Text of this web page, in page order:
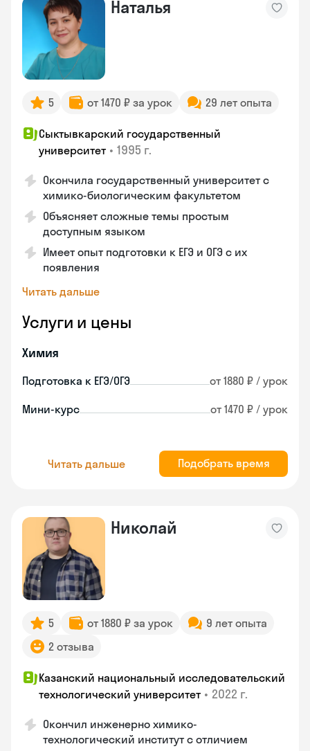
Наталья
5 от 1470 ₽ за урок 29 лет опыта
Сыктывкарский государственный
университет • 1995 г.
Окончила государственный университет с
химико-биологическим факультетом
Объясняет сложные темы простым
доступным языком
Имеет опыт подготовки к ЕГЭ и ОГЭ с их
появления
Читать дальше
Услуги и цены
Химия
Подготовка к ЕГЭ/ОГЭ от 1880 ₽ / урок
Мини-курс от 1470 ₽ / урок
Читать дальше Подобрать время
Николай
5 от 1880 ₽ за урок
9 лет опыта
2 отзыва
Казанский национальный исследовательский
технологический университет • 2022 г.
Окончил инженерно химико-
технологический институт с отличием